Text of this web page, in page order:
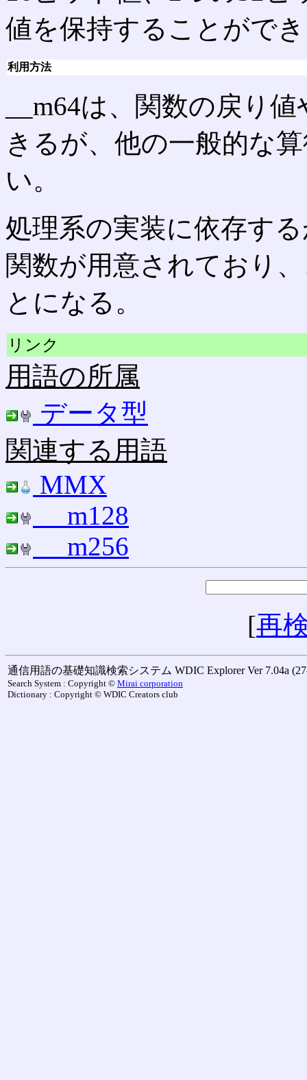
値を保持することがで
利用方法
__m64は、関数の戻り
きるが、他の一般的な
い。
処理系の実装に依存す
関数が用意されており
とになる。
リンク
用語の所属
データ型
関連する用語
MMX
__m128
__m256
[再
通信用語の基礎知識検索システム WDIC Explorer Ver 7.04a
Search System : Copyright © Mirai corporation
Dictionary : Copyright © WDIC Creators club